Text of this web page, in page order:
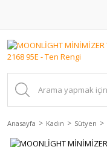
Anasayfa Kadın Sütyen